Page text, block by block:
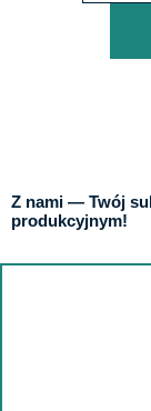
Z nami — Twój
produkcyjnym!